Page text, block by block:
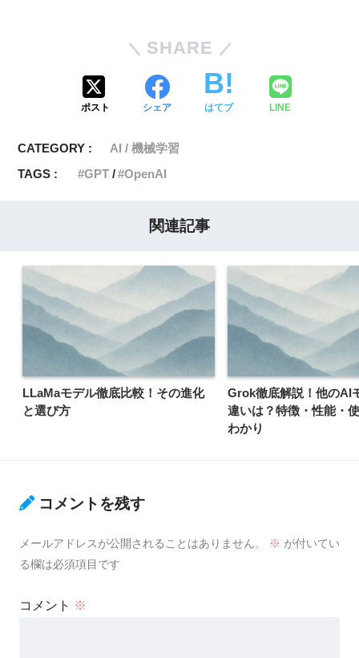
SHARE
ポスト シェア はてブ LINE
CATEGORY :
AI / 機械学習
TAGS :
GPT OpenAI
関連記事
LLaMaモデル徹底比較！その進化
と選び方
Grok徹底解説！他のAI
違いは？特徴・性能・
わかり
コメントを残す
メールアドレスが公開されることはありません。 ※ が付いてい
る欄は必須項目です
コメント ※